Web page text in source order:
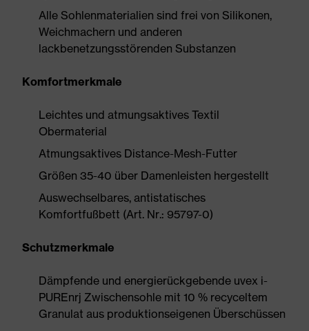
Alle Sohlenmaterialien sind frei von Silikonen,
Weichmachern und anderen
lackbenetzungsstörenden Substanzen
Komfortmerkmale
Leichtes und atmungsaktives Textil
Obermaterial
Atmungsaktives Distance-Mesh-Futter
Größen 35-40 über Damenleisten hergestellt
Auswechselbares, antistatisches
Komfortfußbett (Art. Nr.: 95797-0)
Schutzmerkmale
Dämpfende und energierückgebende uvex i-
PUREnrj Zwischensohle mit 10 % recyceltem
Granulat aus produktionseigenen Überschüssen